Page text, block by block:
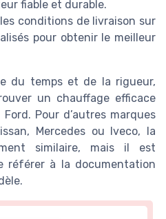
fiable et durable.
conditions de livraison sur
pour obtenir le meilleur
du temps et de la rigueur,
un chauffage efficace
Pour d’autres marques
Mercedes ou Iveco, la
similaire, mais il est
référer à la documentation